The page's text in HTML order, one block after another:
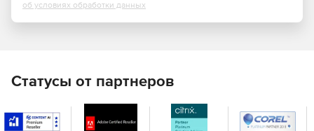
Фильтрация контента.
Профили защиты:
Межсетевых экранов типа «А» 4-ого класса
(ИТ.МЭ.А4.ПЗ).
об условиях обработки данных
Статусы от партнеров